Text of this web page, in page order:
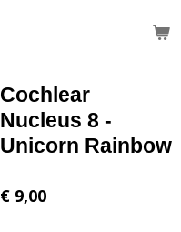
Cochlear
Nucleus 8 -
Unicorn Rainbow
€ 9,00